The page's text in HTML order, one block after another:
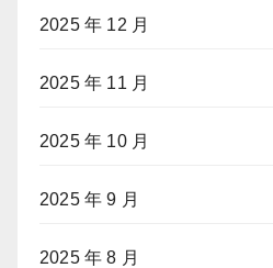
2025 年 12 月
2025 年 11 月
2025 年 10 月
2025 年 9 月
2025 年 8 月